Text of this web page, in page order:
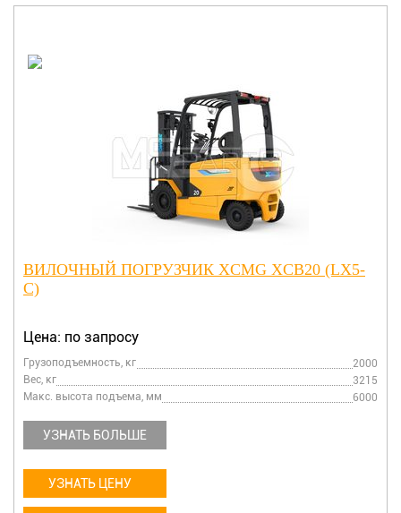
ВИЛОЧНЫЙ ПОГРУЗЧИК XCMG XCB20 (LX5-
C)
Цена: по запросу
Грузоподъемность, кг
2000
Вес, кг
3215
Макс. высота подъема, мм
6000
УЗНАТЬ БОЛЬШЕ
УЗНАТЬ ЦЕНУ